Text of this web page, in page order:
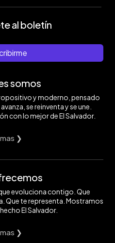
al boletín
somos
y moderno, pensado
se reinventa y se une.
con lo mejor de El Salvador.
❯
evoluciona contigo. Que
Que te representa. Mostramos
El Salvador.
❯